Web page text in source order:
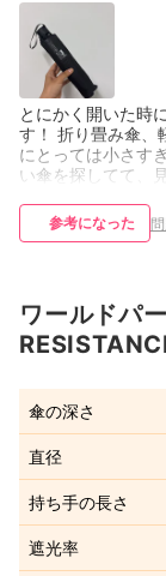
とにかく開いた時
す！ 折り畳み傘、
にとっては小さす
い傘を探してて、
参考になった
ワールドパ
傘の深さ
直径
持ち手の長さ
遮光率